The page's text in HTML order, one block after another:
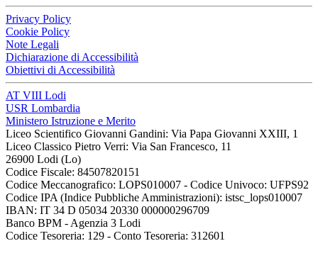
Privacy Policy
Cookie Policy
Note Legali
Dichiarazione di Accessibilità
Obiettivi di Accessibilità
AT VIII Lodi
USR Lombardia
Ministero Istruzione e Merito
Liceo Scientifico Giovanni Gandini: Via Papa Giovanni XXIII, 1
Liceo Classico Pietro Verri: Via San Francesco, 11
26900 Lodi (Lo)
Codice Fiscale: 84507820151
Codice Meccanografico: LOPS010007 - Codice Univoco: UFPS92
Codice IPA (Indice Pubbliche Amministrazioni): istsc_lops010007
IBAN: IT 34 D 05034 20330 000000296709
Banco BPM - Agenzia 3 Lodi
Codice Tesoreria: 129 - Conto Tesoreria: 312601